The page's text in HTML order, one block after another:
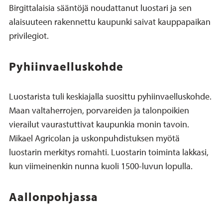
Birgittalaisia sääntöjä noudattanut luostari ja sen
alaisuuteen rakennettu kaupunki saivat kauppapaikan
privilegiot.
Pyhiinvaelluskohde
Luostarista tuli keskiajalla suosittu pyhiinvaelluskohde.
Maan valtaherrojen, porvareiden ja talonpoikien
vierailut vaurastuttivat kaupunkia monin tavoin.
Mikael Agricolan ja uskonpuhdistuksen myötä
luostarin merkitys romahti. Luostarin toiminta lakkasi,
kun viimeinenkin nunna kuoli 1500-luvun lopulla.
Aallonpohjassa